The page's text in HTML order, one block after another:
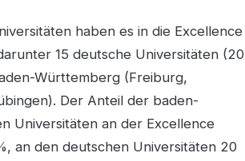
haben es in die Excellence
15 deutsche Universitäten (20
Württemberg (Freiburg,
Der Anteil der baden-
Universitäten an der Excellence
an den deutschen Universitäten 20